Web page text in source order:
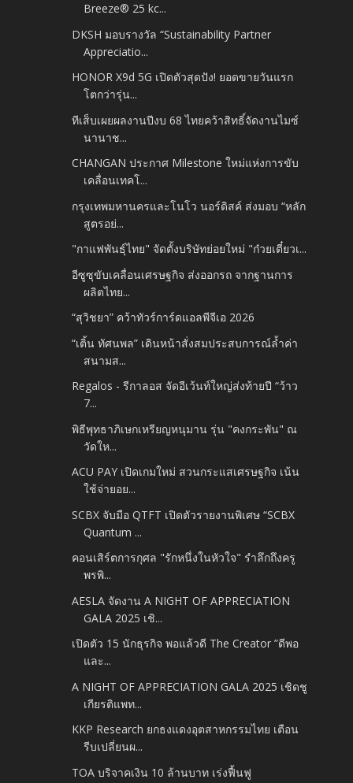
Breeze® 25 kc...
DKSH มอบรางวัล “Sustainability Partner
Appreciatio...
HONOR X9d 5G เปิดตัวสุดปัง! ยอดขายวันแรก
โตกว่ารุ่น...
ทีเส็บเผยผลงานปีงบ 68 ไทยคว้าสิทธิ์จัดงานไมซ์
นานาช...
CHANGAN ประกาศ Milestone ใหม่แห่งการขับ
เคลื่อนเทคโ...
กรุงเทพมหานครและโนโว นอร์ดิสค์ ส่งมอบ “หลัก
สูตรอย่...
"กาแฟพันธุ์ไทย" จัดตั้งบริษัทย่อยใหม่ "ก๋วยเตี๋ยวเ...
อีซูซุขับเคลื่อนเศรษฐกิจ ส่งออกรถ จากฐานการ
ผลิตไทย...
“สุวิชยา” คว้าทัวร์การ์ดแอลพีจีเอ 2026
“เติ้น ทัศนพล” เดินหน้าสั่งสมประสบการณ์ล้ำค่า
สนามส...
Regalos - รีกาลอส จัดอีเว้นท์ใหญ่ส่งท้ายปี “ว้าว
7...
พิธีพุทธาภิเษกเหรียญหนุมาน รุ่น "คงกระพัน" ณ
วัดให...
ACU PAY เปิดเกมใหม่ สวนกระแสเศรษฐกิจ เน้น
ใช้จ่ายอย...
SCBX จับมือ QTFT เปิดตัวรายงานพิเศษ “SCBX
Quantum ...
คอนเสิร์ตการกุศล "รักหนึ่งในหัวใจ" รำลึกถึงครู
พรพิ...
AESLA จัดงาน A NIGHT OF APPRECIATION
GALA 2025 เชิ...
เปิดตัว 15 นักธุรกิจ พอแล้วดี The Creator ”ดีพอ
และ...
A NIGHT OF APPRECIATION GALA 2025 เชิดชู
เกียรติแพท...
KKP Research ยกธงแดงอุตสาหกรรมไทย เตือน
รีบเปลี่ยนผ...
TOA บริจาคเงิน 10 ล้านบาท เร่งฟื้นฟู